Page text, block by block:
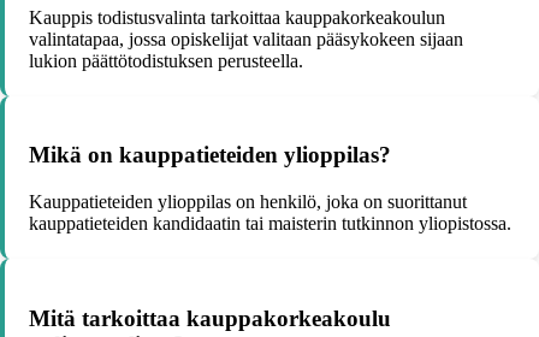
Kauppis todistusvalinta tarkoittaa kauppakorkeakoulun
valintatapaa, jossa opiskelijat valitaan pääsykokeen sijaan
lukion päättötodistuksen perusteella.
Mikä on kauppatieteiden ylioppilas?
Kauppatieteiden ylioppilas on henkilö, joka on suorittanut
kauppatieteiden kandidaatin tai maisterin tutkinnon yliopistossa.
Mitä tarkoittaa kauppakorkeakoulu